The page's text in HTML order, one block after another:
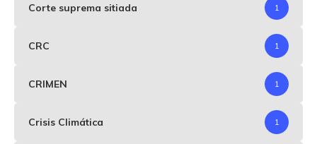
Corte suprema sitiada 1
CRC 1
CRIMEN 1
Crisis Climática 1